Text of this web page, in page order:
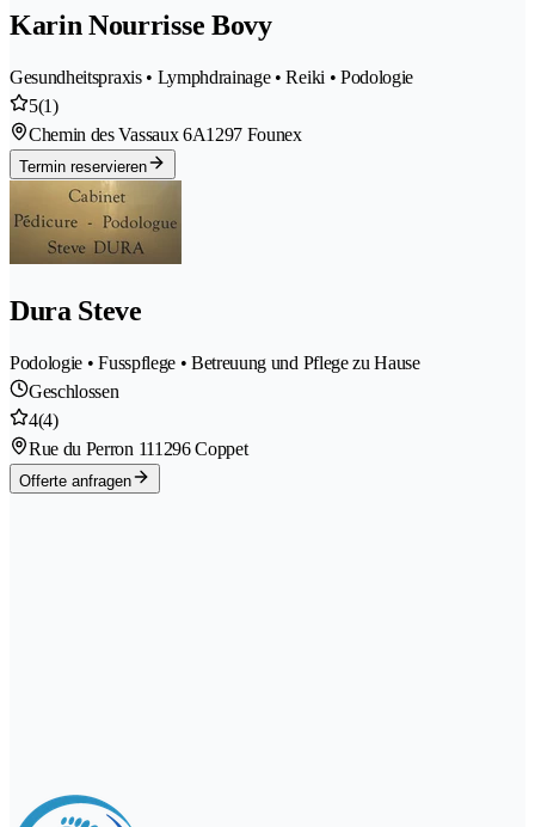
Karin Nourrisse Bovy
Gesundheitspraxis • Lymphdrainage • Reiki • Podologie
5(1)
Chemin des Vassaux 6A1297 Founex
Termin reservieren
Dura Steve
Podologie • Fusspflege • Betreuung und Pflege zu Hause
Geschlossen
4(4)
Rue du Perron 111296 Coppet
Offerte anfragen